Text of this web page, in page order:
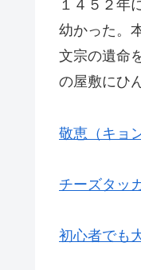
１４５２年
幼かった。
文宗の遺命
の屋敷にひ
敬恵（キョ
チーズタッ
初心者でも